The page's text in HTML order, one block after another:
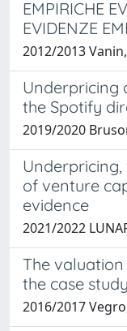
EMPIRICHE
EVIDENZE
2012/2013
Underpricing
the Spotify
2019/2020
of venture
evidence
2021/2022
The
the case
2016/2017